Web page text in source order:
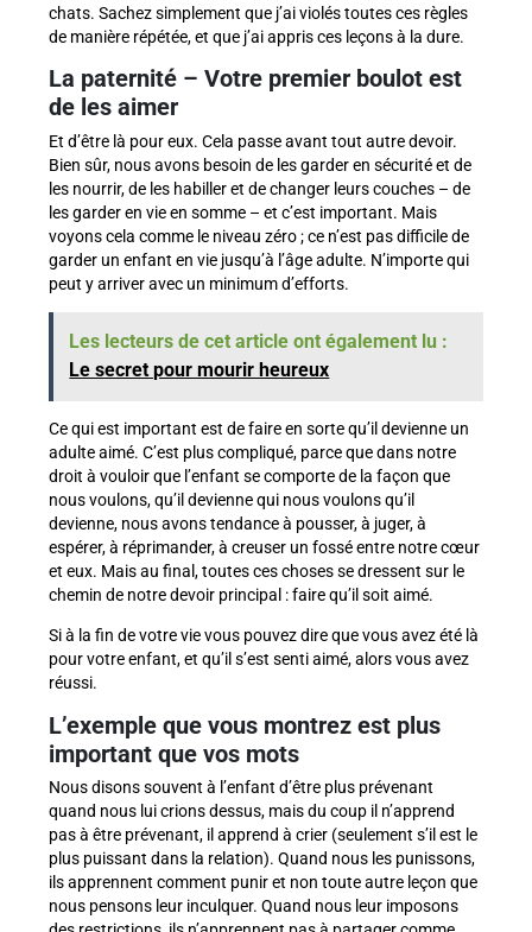
chats. Sachez simplement que j’ai violés toutes ces règles
de manière répétée, et que j’ai appris ces leçons à la dure.
La paternité – Votre premier boulot est
de les aimer
Et d’être là pour eux. Cela passe avant tout autre devoir.
Bien sûr, nous avons besoin de les garder en sécurité et de
les nourrir, de les habiller et de changer leurs couches – de
les garder en vie en somme – et c’est important. Mais
voyons cela comme le niveau zéro ; ce n’est pas difficile de
garder un enfant en vie jusqu’à l’âge adulte. N’importe qui
peut y arriver avec un minimum d’efforts.
Les lecteurs de cet article ont également lu :
Le secret pour mourir heureux
Ce qui est important est de faire en sorte qu’il devienne un
adulte aimé. C’est plus compliqué, parce que dans notre
droit à vouloir que l’enfant se comporte de la façon que
nous voulons, qu’il devienne qui nous voulons qu’il
devienne, nous avons tendance à pousser, à juger, à
espérer, à réprimander, à creuser un fossé entre notre cœur
et eux. Mais au final, toutes ces choses se dressent sur le
chemin de notre devoir principal : faire qu’il soit aimé.
Si à la fin de votre vie vous pouvez dire que vous avez été là
pour votre enfant, et qu’il s’est senti aimé, alors vous avez
réussi.
L’exemple que vous montrez est plus
important que vos mots
Nous disons souvent à l’enfant d’être plus prévenant
quand nous lui crions dessus, mais du coup il n’apprend
pas à être prévenant, il apprend à crier (seulement s’il est le
plus puissant dans la relation). Quand nous les punissons,
ils apprennent comment punir et non toute autre leçon que
nous pensons leur inculquer. Quand nous leur imposons